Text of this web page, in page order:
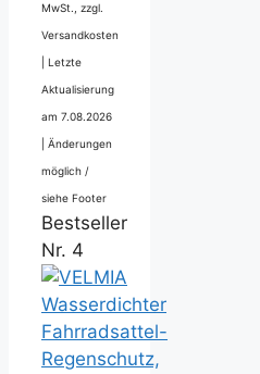
MwSt., zzgl.
Versandkosten
Letzte
Aktualisierung
am 7.08.2026
Änderungen
möglich /
siehe Footer
Bestseller
Nr. 4